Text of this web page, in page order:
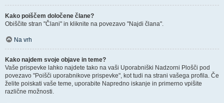
Kako poiščem določene člane?
Obiščite stran "Člani" in kliknite na povezavo "Najdi člana".
Na vrh
Kako najdem svoje objave in teme?
Vaše prispevke lahko najdete tako na vaši Uporabniški Nadzorni Plošči pod
povezavo "Poišči uporabnikove prispevke", kot tudi na strani vašega profila. Če
želite poiskati vaše teme, uporabite Napredno iskanje in primerno vpišite
različne možnosti.